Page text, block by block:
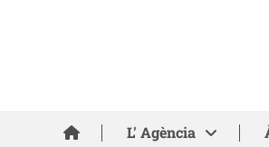
Inici L' Agència